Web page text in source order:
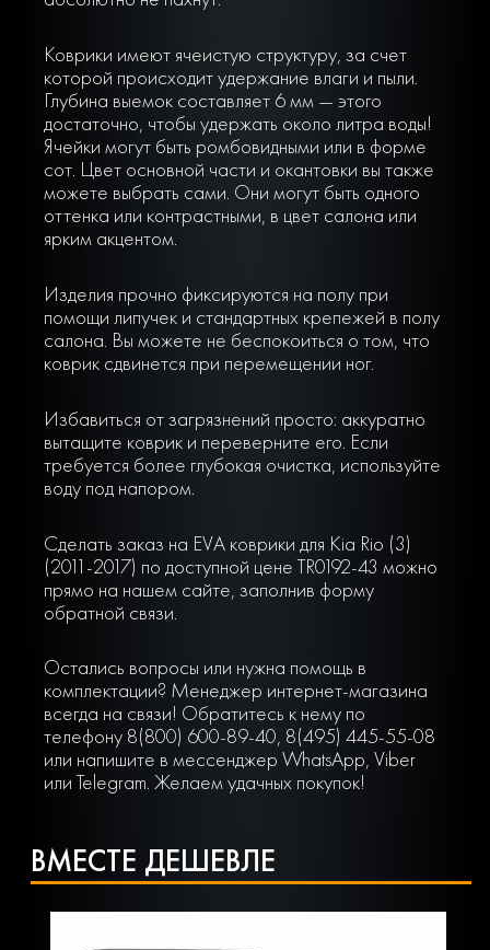
Коврики имеют ячеистую структуру, за счет
которой происходит удержание влаги и пыли.
Глубина выемок составляет 6 мм — этого
достаточно, чтобы удержать около литра воды!
Ячейки могут быть ромбовидными или в форме
сот. Цвет основной части и окантовки вы также
можете выбрать сами. Они могут быть одного
оттенка или контрастными, в цвет салона или
ярким акцентом.
Изделия прочно фиксируются на полу при
помощи липучек и стандартных крепежей в полу
салона. Вы можете не беспокоиться о том, что
коврик сдвинется при перемещении ног.
Избавиться от загрязнений просто: аккуратно
вытащите коврик и переверните его. Если
требуется более глубокая очистка, используйте
воду под напором.
Сделать заказ на EVA коврики для Kia Rio (3)
(2011-2017) по доступной цене TR0192-43 можно
прямо на нашем сайте, заполнив форму
обратной связи.
Остались вопросы или нужна помощь в
комплектации? Менеджер интернет-магазина
всегда на связи! Обратитесь к нему по
телефону 8(800) 600-89-40, 8(495) 445-55-08
или напишите в мессенджер WhatsApp, Viber
или Telegram. Желаем удачных покупок!
ВМЕСТЕ ДЕШЕВЛЕ